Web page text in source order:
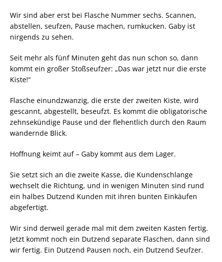
Wir sind aber erst bei Flasche Nummer sechs. Scannen,
abstellen, seufzen, Pause machen, rumkucken. Gaby ist
nirgends zu sehen.
Seit mehr als fünf Minuten geht das nun schon so, dann
kommt ein großer Stoßseufzer: „Das war jetzt nur die erste
Kiste!“
Flasche einundzwanzig, die erste der zweiten Kiste, wird
gescannt, abgestellt, beseufzt. Es kommt die obligatorische
zehnsekündige Pause und der flehentlich durch den Raum
wandernde Blick.
Hoffnung keimt auf – Gaby kommt aus dem Lager.
Sie setzt sich an die zweite Kasse, die Kundenschlange
wechselt die Richtung, und in wenigen Minuten sind rund
ein halbes Dutzend Kunden mit ihren bunten Einkäufen
abgefertigt.
Wir sind derweil gerade mal mit dem zweiten Kasten fertig.
Jetzt kommt noch ein Dutzend separate Flaschen, dann sind
wir fertig. Ein Dutzend Pausen noch, ein Dutzend Seufzer.